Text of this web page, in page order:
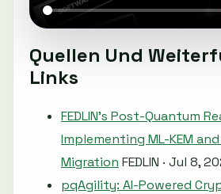
Quellen Und
Links
FEDLIN's Post-Quantum
Implementing ML-KEM and
Migration FEDLIN · Jul 8,
pqAgility: AI-Powered